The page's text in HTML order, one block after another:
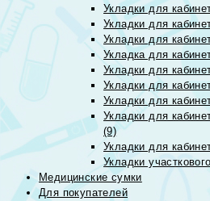
Укладки для
Укладки для
Укладки для
Укладка для
Укладки для
Укладки для
Укладки для
Укладки для
(9)
Укладки для
Укладки
Медицинские сумки
Для покупателей